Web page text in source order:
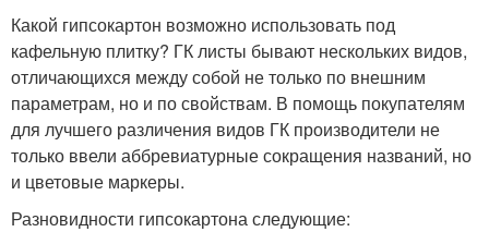
Какой гипсокартон возможно использовать под
кафельную плитку? ГК листы бывают нескольких видов,
отличающихся между собой не только по внешним
параметрам, но и по свойствам. В помощь покупателям
для лучшего различения видов ГК производители не
только ввели аббревиатурные сокращения названий, но
и цветовые маркеры.
Разновидности гипсокартона следующие: